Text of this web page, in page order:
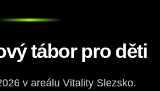
tábor pro děti
v areálu Vitality Slezsko.